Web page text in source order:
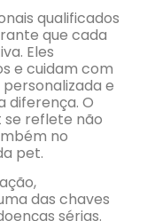
qualificados
que cada
Eles
e cuidam com
e
diferença. O
se reflete não
no
pet.
das chaves
sérias.